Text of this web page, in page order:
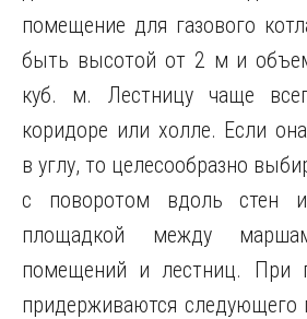
помещение для газового
быть высотой от 2 м и
куб. м. Лестницу чаще
коридоре или холле. Если она
в углу, то целесообразно
с поворотом вдоль стен и
площадкой между
помещений и лестниц. При
придерживаются следующего